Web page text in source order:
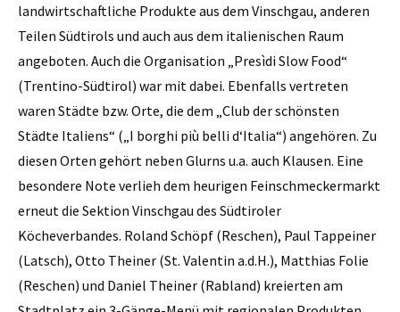
landwirtschaftliche Produkte aus dem Vinschgau, anderen
Teilen Südtirols und auch aus dem italienischen Raum
angeboten. Auch die Organisation „Presìdi Slow Food“
(Trentino-Südtirol) war mit dabei. Ebenfalls vertreten
waren Städte bzw. Orte, die dem „Club der schönsten
Städte Italiens“ („I borghi più belli d‘Italia“) angehören. Zu
diesen Orten gehört neben Glurns u.a. auch Klausen. Eine
besondere Note verlieh dem heurigen Feinschmeckermarkt
erneut die Sektion Vinschgau des Südtiroler
Köcheverbandes. Roland Schöpf (Reschen), Paul Tappeiner
(Latsch), Otto Theiner (St. Valentin a.d.H.), Matthias Folie
(Reschen) und Daniel Theiner (Rabland) kreierten am